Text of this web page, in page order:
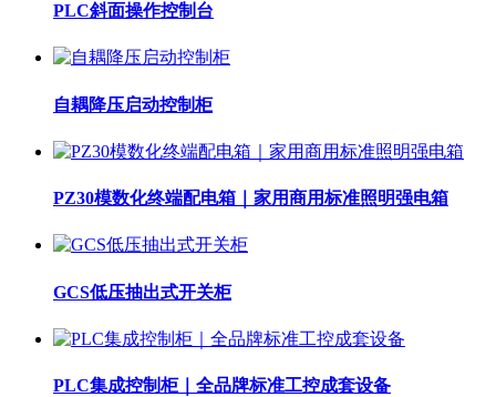
PLC斜面操作控制台
自耦降压启动控制柜
PZ30模数化终端配电箱｜家用商用标准照明强电箱
GCS低压抽出式开关柜
PLC集成控制柜｜全品牌标准工控成套设备